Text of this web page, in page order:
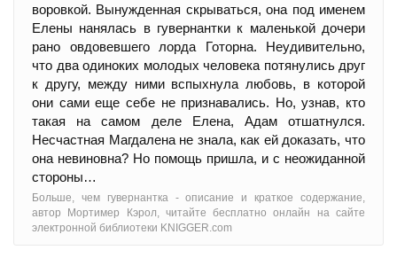
воровкой. Вынужденная скрываться, она под именем
Елены нанялась в гувернантки к маленькой дочери
рано овдовевшего лорда Готорна. Неудивительно,
что два одиноких молодых человека потянулись друг
к другу, между ними вспыхнула любовь, в которой
они сами еще себе не признавались. Но, узнав, кто
такая на самом деле Елена, Адам отшатнулся.
Несчастная Магдалена не знала, как ей доказать, что
она невиновна? Но помощь пришла, и с неожиданной
стороны…
Больше, чем гувернантка - oписание и краткое содержание,
автор Мортимер Кэрол, читайте бесплатно онлайн на сайте
электронной библиотеки KNIGGER.com